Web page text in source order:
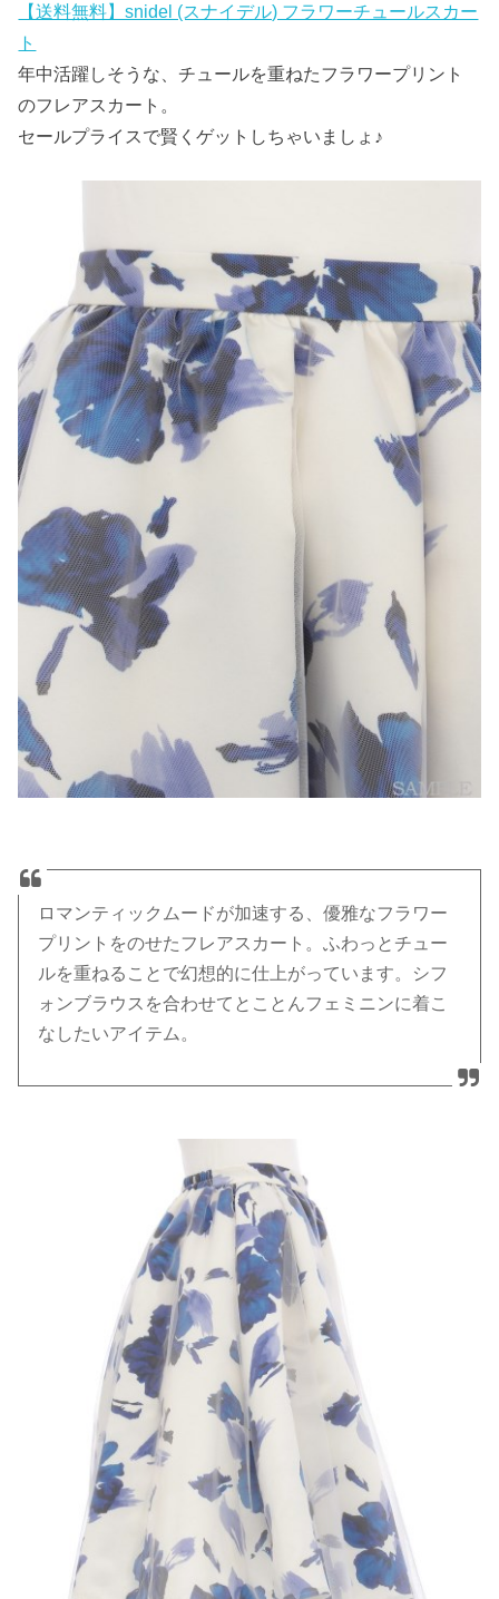
【送料無料】snidel (スナイデル) フラワーチュールスカー
ト
年中活躍しそうな、チュールを重ねたフラワープリント
のフレアスカート。
セールプライスで賢くゲットしちゃいましょ♪
ロマンティックムードが加速する、優雅なフラワー
プリントをのせたフレアスカート。ふわっとチュー
ルを重ねることで幻想的に仕上がっています。シフ
ォンブラウスを合わせてとことんフェミニンに着こ
なしたいアイテム。